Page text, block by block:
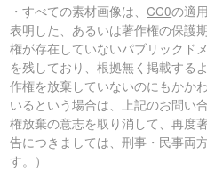
・すべての素材画像は、CC0の適
表明した、あるいは著作権の保護
権が存在していないパブリックド
を残しており、根拠無く掲載する
作権を放棄していないのにもかか
いるという場合は、上記のお問い
権放棄の意志を取り消して、再度
告につきましては、刑事・民事両
す。）